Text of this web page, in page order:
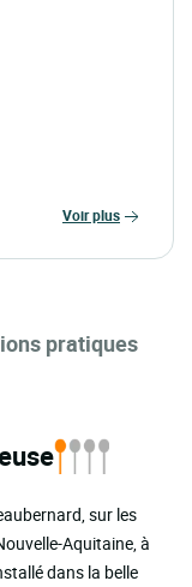
voir plus
pratiques
sur les
Aquitaine, à
dans la belle